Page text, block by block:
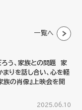
一覧へ
う、家族との問題 家
りを話し合い、心を軽
族の肖像』上映会を開
2025.06.10